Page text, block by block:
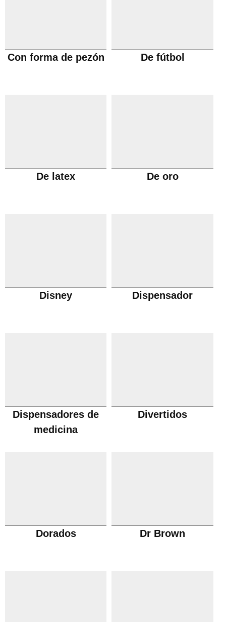
Con forma de pezón De fútbol
De latex De oro
Disney Dispensador
Dispensadores de
medicina
Divertidos
Dorados Dr Brown